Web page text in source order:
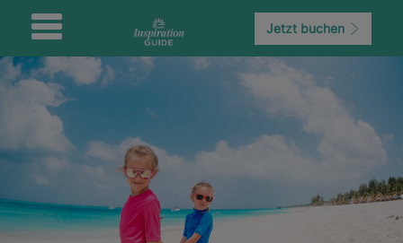
Jetzt buchen